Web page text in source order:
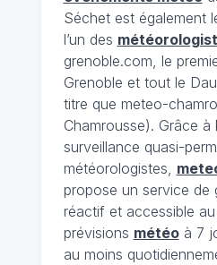
Séchet est également
l’un des
grenoble.com, le
Grenoble et tout le
titre que meteo-
Chamrousse). Grâce à
surveillance quasi-
météorologistes,
propose un service de
réactif et accessible
prévisions météoà 7
au moins